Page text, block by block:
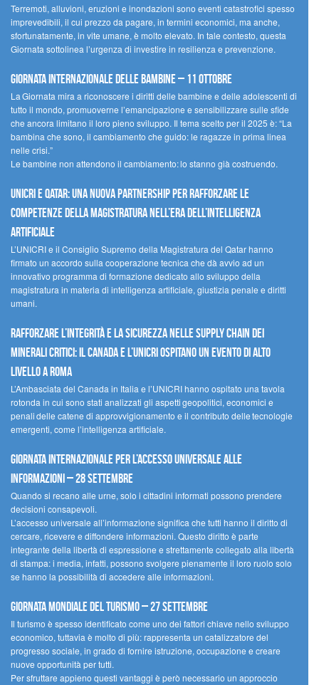
Terremoti, alluvioni, eruzioni e inondazioni sono eventi catastrofici spesso
imprevedibili, il cui prezzo da pagare, in termini economici, ma anche,
sfortunatamente, in vite umane, è molto elevato. In tale contesto, questa
Giornata sottolinea l’urgenza di investire in resilienza e prevenzione.
Giornata internazionale delle bambine – 11 ottobre
La Giornata mira a riconoscere i diritti delle bambine e delle adolescenti di
tutto il mondo, promuoverne l’emancipazione e sensibilizzare sulle sfide
che ancora limitano il loro pieno sviluppo. Il tema scelto per il 2025 è: “La
bambina che sono, il cambiamento che guido: le ragazze in prima linea
nelle crisi.”
Le bambine non attendono il cambiamento: lo stanno già costruendo.
UNICRI e Qatar: una nuova partnership per rafforzare le
competenze della magistratura nell’era dell’intelligenza
artificiale
L’UNICRI e il Consiglio Supremo della Magistratura del Qatar hanno
firmato un accordo sulla cooperazione tecnica che dà avvio ad un
innovativo programma di formazione dedicato allo sviluppo della
magistratura in materia di intelligenza artificiale, giustizia penale e diritti
umani.
Rafforzare l’integrità e la sicurezza nelle supply chain dei
minerali critici: il Canada e l’UNICRI ospitano un evento di alto
livello a Roma
L’Ambasciata del Canada in Italia e l’UNICRI hanno ospitato una tavola
rotonda in cui sono stati analizzati gli aspetti geopolitici, economici e
penali delle catene di approvvigionamento e il contributo delle tecnologie
emergenti, come l’intelligenza artificiale.
Giornata internazionale per l’accesso universale alle
informazioni – 28 settembre
Quando si recano alle urne, solo i cittadini informati possono prendere
decisioni consapevoli.
L’accesso universale all’informazione significa che tutti hanno il diritto di
cercare, ricevere e diffondere informazioni. Questo diritto è parte
integrante della libertà di espressione e strettamente collegato alla libertà
di stampa: i media, infatti, possono svolgere pienamente il loro ruolo solo
se hanno la possibilità di accedere alle informazioni.
Giornata mondiale del turismo – 27 settembre
Il turismo è spesso identificato come uno dei fattori chiave nello sviluppo
economico, tuttavia è molto di più: rappresenta un catalizzatore del
progresso sociale, in grado di fornire istruzione, occupazione e creare
nuove opportunità per tutti.
Per sfruttare appieno questi vantaggi è però necessario un approccio